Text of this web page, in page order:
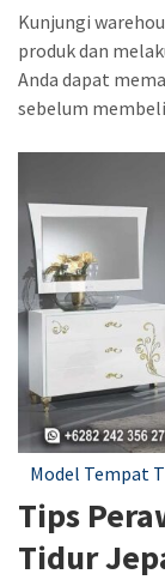
Kunjungi
produk dan
Anda dapat
sebelum
Model Tempat
Tips
Tidur